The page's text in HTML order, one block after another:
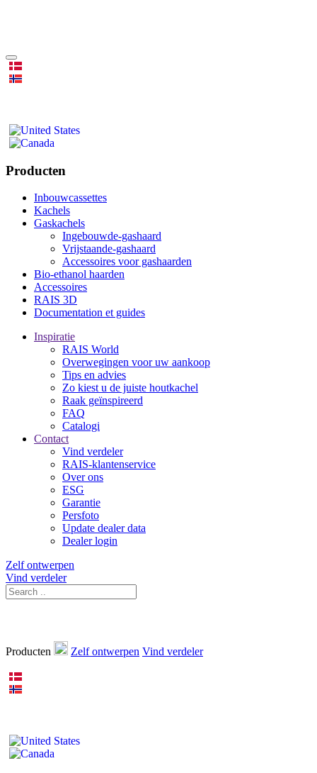
Producten
Inbouwcassettes
Kachels
Gaskachels
Ingebouwde-gashaard
Vrijstaande-gashaard
Accessoires voor gashaarden
Bio-ethanol haarden
Accessoires
RAIS 3D
Documentation et guides
Inspiratie
RAIS World
Overwegingen voor uw aankoop
Tips en advies
Zo kiest u de juiste houtkachel
Raak geïnspireerd
FAQ
Catalogi
Contact
Vind verdeler
RAIS-klantenservice
Over ons
ESG
Garantie
Persfoto
Update dealer data
Dealer login
Zelf ontwerpen
Vind verdeler
Producten Zelf ontwerpen Vind verdeler